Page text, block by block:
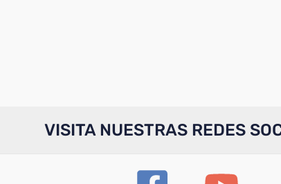
VISITA NUESTRAS REDES